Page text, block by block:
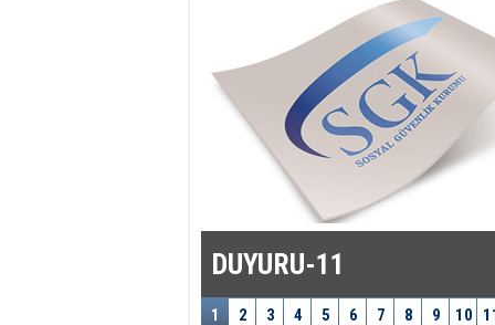
DUYURU-11
1 2 3 4 5 6 7 8 9 10